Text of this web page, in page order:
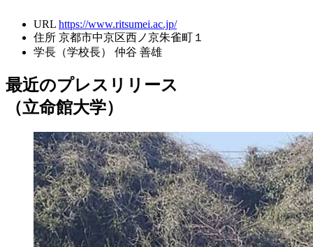
URL https://www.ritsumei.ac.jp/
住所 京都市中京区西ノ京朱雀町１
学長（学校長）
仲谷 善雄
最近のプレスリリース
（立命館大学）